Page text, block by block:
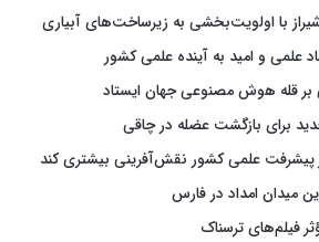
با اولویت‌بخشی به زیرساخت‌های آبیاری
علمی و امید به آینده علمی کشور
بر قله هوش مصنوعی جهان ایستاد
جدید برای بازگشت عضله در چاقی
پیشرفت علمی کشور نقش‌آفرینی بیشتری کند
میدان امداد در فارس
فیلم‌های ترسناک